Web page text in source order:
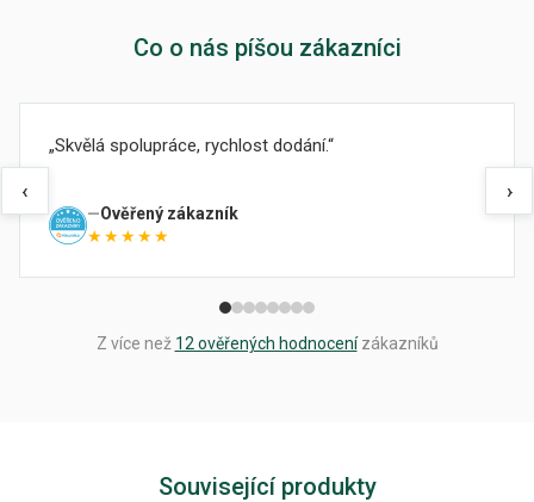
Co o nás píšou zákazníci
‹
Skvělá spolupráce, rychlost dodání.
Ověřený zákazník
★★★★★
›
Z více než 12 ověřených hodnocenízákazníků
Související produkty